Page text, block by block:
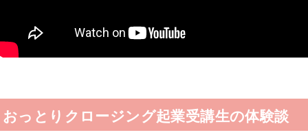
おっとりクロージング起業受講生の体験談